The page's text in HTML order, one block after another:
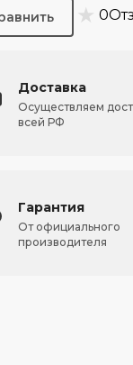
★ 0
Доставка
Осуществляем
всей РФ
Гарантия
От официального
производителя